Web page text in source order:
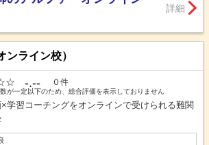
詳細
ンライン校）
-.-- ０件
が一定以下のため、総合評価を表示しておりません
学習コーチングをオンラインで受けられる難関